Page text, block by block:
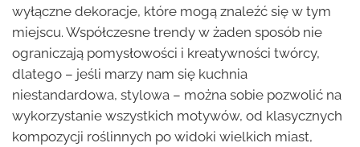
wyłączne dekoracje, które mogą znaleźć się w tym
miejscu. Współczesne trendy w żaden sposób nie
ograniczają pomysłowości i kreatywności twórcy,
dlatego – jeśli marzy nam się kuchnia
niestandardowa, stylowa – można sobie pozwolić na
wykorzystanie wszystkich motywów, od klasycznych
kompozycji roślinnych po widoki wielkich miast,